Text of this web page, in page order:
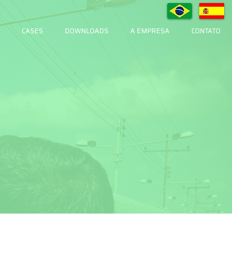
CASES DOWNLOADS A EMPRESA CONTATO